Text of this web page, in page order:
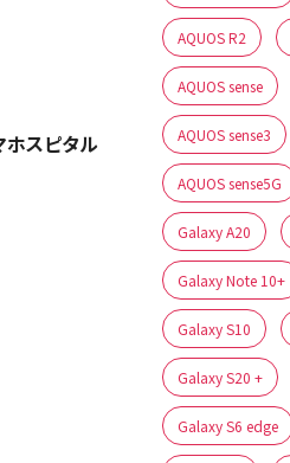
ホスピタル
AQUOS R2
AQUOS sense
AQUOS sense3
AQUOS sense5G
Galaxy A20
Galaxy Note 10+
Galaxy S10
Galaxy S20 +
Galaxy S6 edge